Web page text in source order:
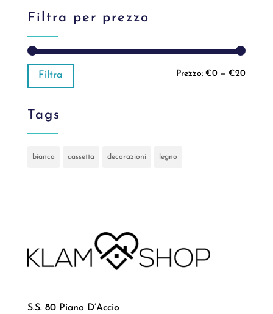
Filtra per prezzo
Prezzo
Prezzo
Filtra Prezzo:€0 —€20
Tags
bianco cassetta decorazioni legno
S.S. 80 Piano D’Accio